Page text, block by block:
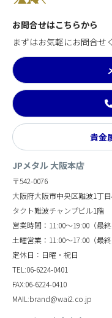
お問合せはこちらから
まずはお気軽にお問合せ
貴金
JPメタル 大阪本店
〒542-0076
大阪府大阪市中央区難波1丁
タクト難波チャンプビル1階
営業時間：11:00～19:00（最終
土曜営業：11:00～17:00（最終
定休日：日曜・祝日
TEL:06-6224-0401
FAX:06-6224-0410
MAIL:brand@wai2.co.jp